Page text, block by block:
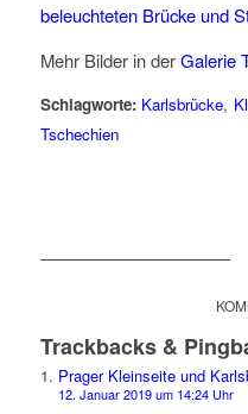
beleuchteten Brücke und
Mehr Bilder in derGalerie
Schlagworte: Karlsbrücke,
Tschechien
Trackbacks &
Prager Kleinseite und
12. Januar 2019 um 14:24 Uhr